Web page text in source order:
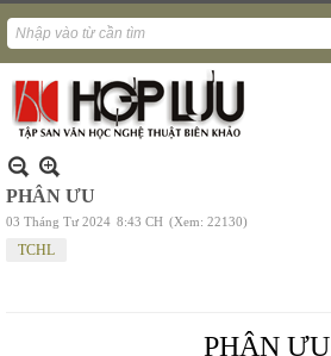
PHÂN ƯU
03 Tháng Tư 2024 8:43 CH (Xem: 22130)
TCHL
PHÂN ƯU